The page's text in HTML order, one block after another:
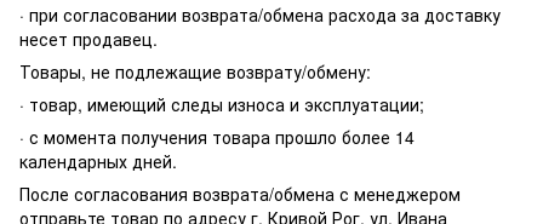
· при согласовании возврата/обмена расхода за доставку
несет продавец.
Товары, не подлежащие возврату/обмену:
· товар, имеющий следы износа и эксплуатации;
· с момента получения товара прошло более 14
календарных дней.
После согласования возврата/обмена с менеджером
отправьте товар по адресу г. Кривой Рог, ул. Ивана